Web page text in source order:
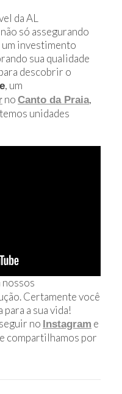
da AL
só assegurando
um investimento
sua qualidade
descobrir o
, um
no Canto da Praia,
unidades
nossos
Certamente você
a sua vida!
no Instagram e
compartilhamos por